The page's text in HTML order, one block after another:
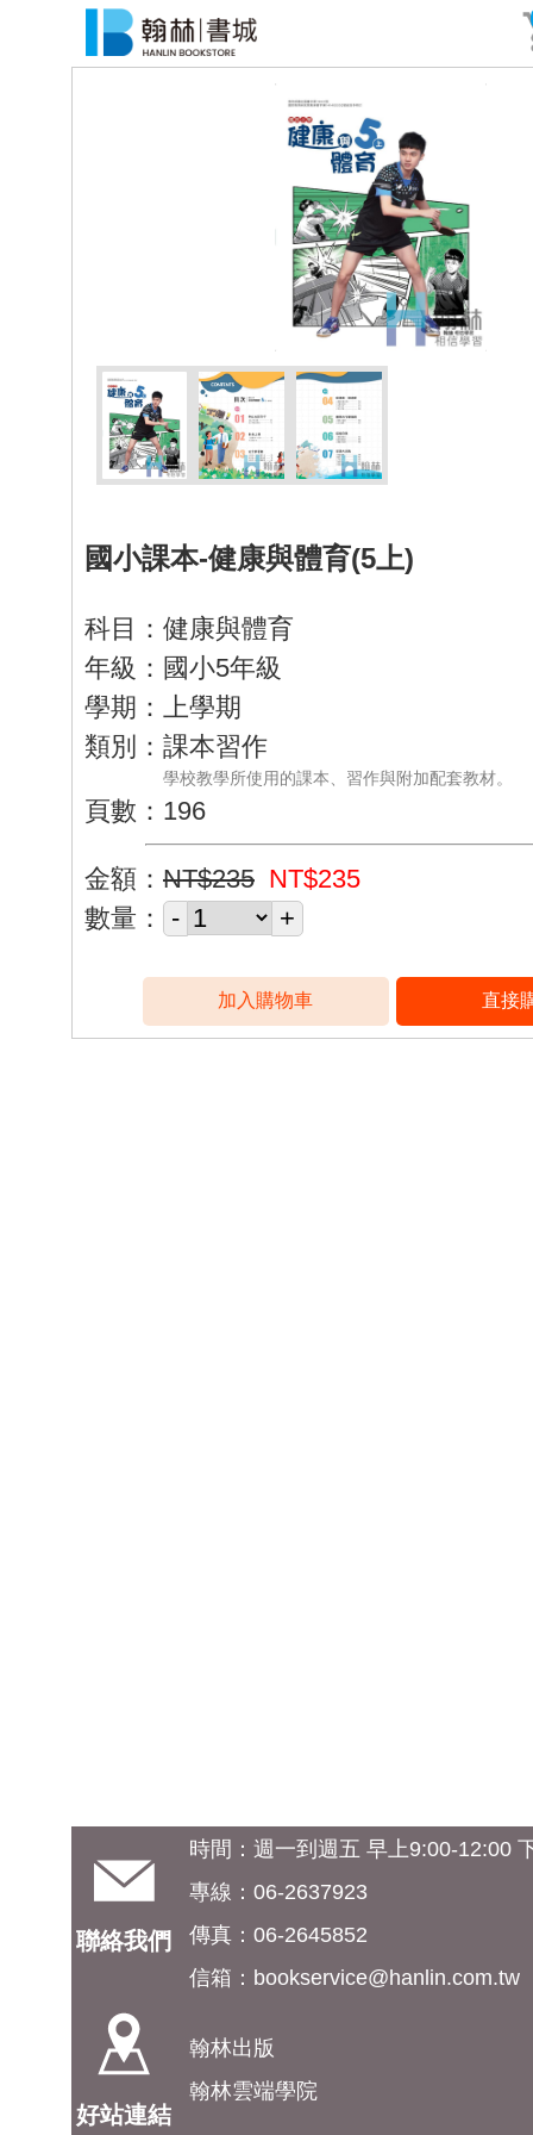
國小課本-健康與體育(5上)
科目：健康與體育
年級：國小5年級
學期：上學期
類別：課本習作
學校教學所使用的課本、習作與附加配套教材。
頁數：196
金額： NT$235 NT$235
數量：
聯絡我們
時間：週一到週五 早上9:00-12:00
專線：06-2637923
傳真：06-2645852
信箱： bookservice@hanlin.com.tw
好站連結
翰林出版
翰林雲端學院